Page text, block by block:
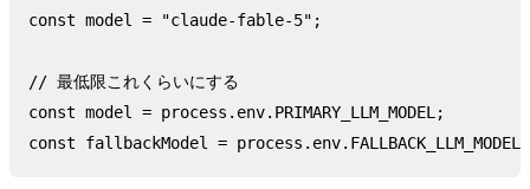
const model = "claude-fable-5";
// 最低限これくらいにする
const model = process.env.PRIMARY_LLM_MODEL;